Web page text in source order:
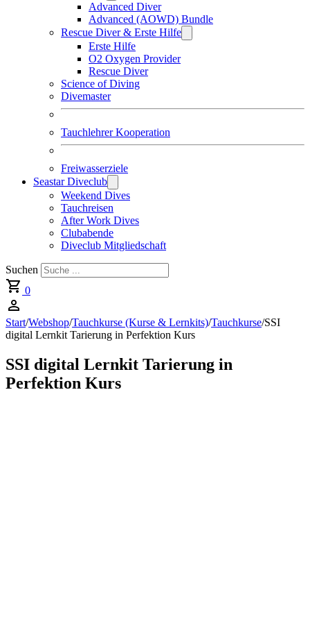
Advanced Diver
Advanced (AOWD) Bundle
Rescue Diver & Erste Hilfe
Erste Hilfe
O2 Oxygen Provider
Rescue Diver
Science of Diving
Divemaster
Tauchlehrer Kooperation
Freiwasserziele
Seastar Diveclub
Weekend Dives
Tauchreisen
After Work Dives
Clubabende
Diveclub Mitgliedschaft
Suchen
0
Start/Webshop/Tauchkurse (Kurse & Lernkits)/Tauchkurse/SSI
digital Lernkit Tarierung in Perfektion Kurs
SSI digital Lernkit Tarierung in
Perfektion Kurs